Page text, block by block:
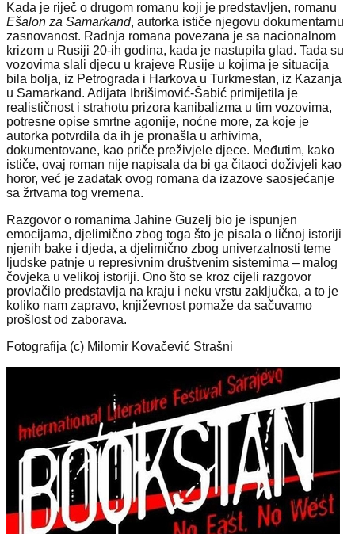
Kada je riječ o drugom romanu koji je predstavljen, romanu
Ešalon za Samarkand, autorka ističe njegovu dokumentarnu
zasnovanost. Radnja romana povezana je sa nacionalnom
krizom u Rusiji 20-ih godina, kada je nastupila glad. Tada su
vozovima slali djecu u krajeve Rusije u kojima je situacija
bila bolja, iz Petrograda i Harkova u Turkmestan, iz Kazanja
u Samarkand. Adijata Ibrišimović-Šabić primijetila je
realističnost i strahotu prizora kanibalizma u tim vozovima,
potresne opise smrtne agonije, noćne more, za koje je
autorka potvrdila da ih je pronašla u arhivima,
dokumentovane, kao priče preživjele djece. Međutim, kako
ističe, ovaj roman nije napisala da bi ga čitaoci doživjeli kao
horor, već je zadatak ovog romana da izazove saosjećanje
sa žrtvama tog vremena.
Razgovor o romanima Jahine Guzelj bio je ispunjen
emocijama, djelimično zbog toga što je pisala o ličnoj istoriji
njenih bake i djeda, a djelimično zbog univerzalnosti teme
ljudske patnje u represivnim društvenim sistemima – malog
čovjeka u velikoj istoriji. Ono što se kroz cijeli razgovor
provlačilo predstavlja na kraju i neku vrstu zaključka, a to je
koliko nam zapravo, književnost pomaže da sačuvamo
prošlost od zaborava.
Fotografija (c) Milomir Kovačević Strašni